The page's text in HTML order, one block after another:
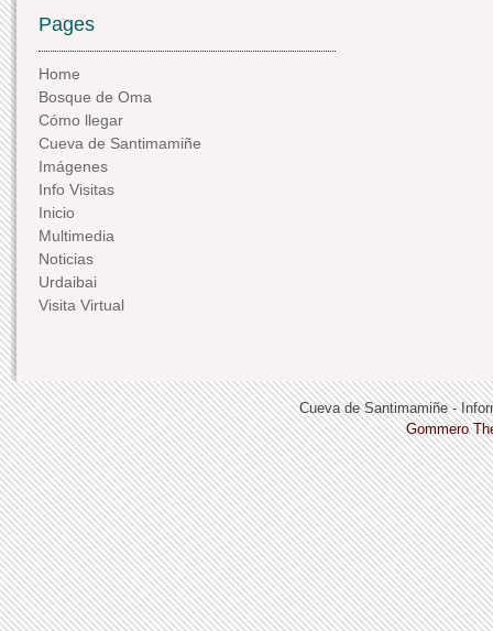
Pages
Home
Bosque de Oma
Cómo llegar
Cueva de Santimamiñe
Imágenes
Info Visitas
Inicio
Multimedia
Noticias
Urdaibai
Visita Virtual
Cueva de Santimamiñe -
Gommero